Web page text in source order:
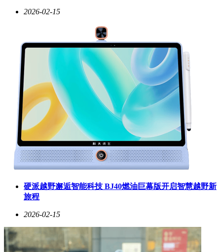
2026-02-15
硬派越野邂逅智能科技 BJ40燃油巨幕版开启智慧越野新
旅程
2026-02-15